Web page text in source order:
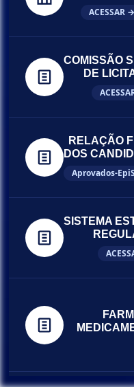
ACESSAR →
COMISSÃO
DE
RELAÇÃO
DOS
Aprovados-
SISTEMA